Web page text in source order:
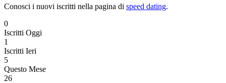
Conosci i nuovi iscritti nella pagina di speed dating.
0
Iscritti Oggi
1
Iscritti Ieri
5
Questo Mese
26